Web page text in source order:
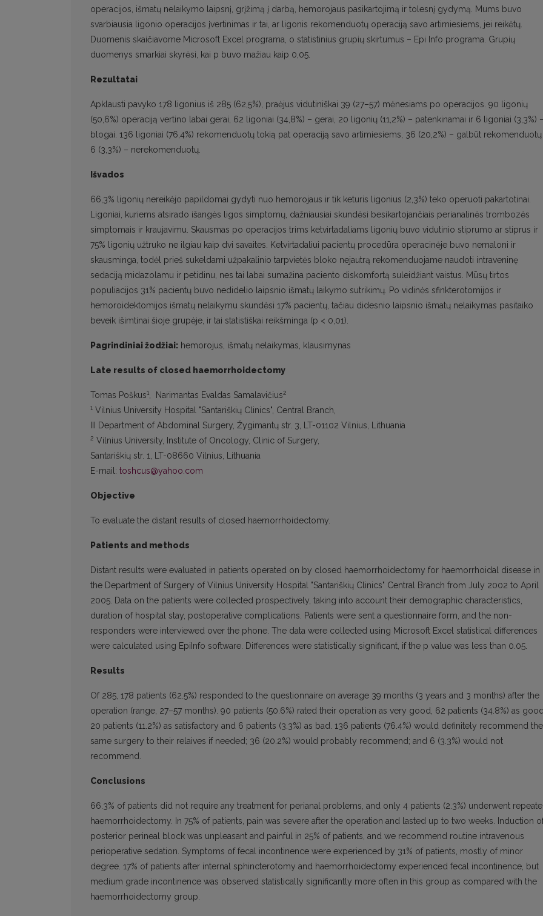
operacijos, išmatų nelaikymo laipsnį, grįžimą į darbą, hemorojaus pasikartojimą ir tolesnį gydymą. Mums buvo
svarbiausia ligonio operacijos įvertinimas ir tai, ar ligonis rekomenduotų operaciją savo artimiesiems, jei reikėtų.
Duomenis skaičiavome Microsoft Excel programa, o statistinius grupių skirtumus – Epi Info programa. Grupių
duomenys smarkiai skyrėsi, kai p buvo mažiau kaip 0,05.
Rezultatai
Apklausti pavyko 178 ligonius iš 285 (62,5%), praėjus vidutiniškai 39 (27–57) mėnesiams po operacijos. 90 ligonių
(50,6%) operaciją vertino labai gerai, 62 ligoniai (34,8%) – gerai, 20 ligonių (11,2%) – patenkinamai ir 6 ligoniai (3,3%) –
blogai. 136 ligoniai (76,4%) rekomenduotų tokią pat operaciją savo artimiesiems, 36 (20,2%) – galbūt
6 (3,3%) – nerekomenduotų.
Išvados
66,3% ligonių nereikėjo papildomai gydyti nuo hemorojaus ir tik keturis ligonius (2,3%) teko operuoti pakartotinai.
Ligoniai, kuriems atsirado išangės ligos simptomų, dažniausiai skundėsi besikartojančiais perianalinės trombozės
simptomais ir kraujavimu. Skausmas po operacijos trims ketvirtadaliams ligonių buvo vidutinio stiprumo ar stiprus ir
75% ligonių užtruko ne ilgiau kaip dvi savaites. Ketvirtadaliui pacientų procedūra operacinėje buvo nemaloni ir
skausminga, todėl prieš sukeldami užpakalinio tarpvietės bloko nejautrą rekomenduojame naudoti intraveninę
sedaciją midazolamu ir petidinu, nes tai labai sumažina paciento diskomfortą suleidžiant vaistus. Mūsų tirtos
populiacijos 31% pacientų buvo nedidelio laipsnio išmatų laikymo sutrikimų. Po vidinės sfinkterotomijos ir
hemoroidektomijos išmatų nelaikymu skundėsi 17% pacientų, tačiau didesnio laipsnio išmatų nelaikymas pasitaiko
beveik išimtinai šioje grupėje, ir tai statistiškai reikšminga (p < 0,01).
Pagrindiniai žodžiai: hemorojus, išmatų nelaikymas, klausimynas
Late results of closed haemorrhoidectomy
Tomas Poškus1, Narimantas Evaldas Samalavičius2
1 Vilnius University Hospital "Santariškių Clinics", Central Branch,
III Department of Abdominal Surgery, Žygimantų str. 3, LT-01102 Vilnius, Lithuania
2 Vilnius University, Institute of Oncology, Clinic of Surgery,
Santariškių str. 1, LT-08660 Vilnius, Lithuania
E-mail: toshcus@yahoo.com
Objective
To evaluate the distant results of closed haemorrhoidectomy.
Patients and methods
Distant results were evaluated in patients operated on by closed haemorrhoidectomy for haemorrhoidal disease in
the Department of Surgery of Vilnius University Hospital "Santariškių Clinics" Central Branch from July 2002 to April
2005. Data on the patients were collected prospectively, taking into account their demographic characteristics,
duration of hospital stay, postoperative complications. Patients were sent a questionnaire form, and the non-
responders were interviewed over the phone. The data were collected using Microsoft Excel statistical differences
were calculated using EpiInfo software. Differences were statistically significant, if the p value was less than 0.05.
Results
Of 285, 178 patients (62.5%) responded to the questionnaire on average 39 months (3 years and 3 months) after the
operation (range, 27–57 months). 90 patients (50.6%) rated their operation as very good, 62 patients (34.8%) as
20 patients (11.2%) as satisfactory and 6 patients (3.3%) as bad. 136 patients (76.4%) would definitely recommend the
same surgery to their relaives if needed; 36 (20.2%) would probably recommend; and 6 (3.3%) would not
recommend.
Conclusions
66.3% of patients did not require any treatment for perianal problems, and only 4 patients (2.3%) underwent
haemorrhoidectomy. In 75% of patients, pain was severe after the operation and lasted up to two weeks. Induction
posterior perineal block was unpleasant and painful in 25% of patients, and we recommend routine intravenous
perioperative sedation. Symptoms of fecal incontinence were experienced by 31% of patients, mostly of minor
degree. 17% of patients after internal sphincterotomy and haemorrhoidectomy experienced fecal incontinence, but
medium grade incontinence was observed statistically significantly more often in this group as compared with the
haemorrhoidectomy group.